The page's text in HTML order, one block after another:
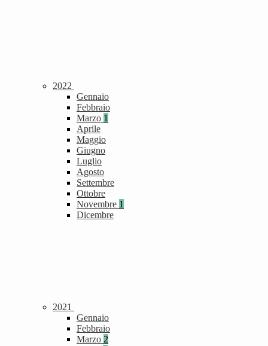
2022
Gennaio
Febbraio
Marzo 1
Aprile
Maggio
Giugno
Luglio
Agosto
Settembre
Ottobre
Novembre 1
Dicembre
2021
Gennaio
Febbraio
Marzo 2